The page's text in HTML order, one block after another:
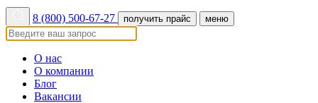
8 (800) 500-67-27 получить прайс меню
О нас
О компании
Блог
Вакансии